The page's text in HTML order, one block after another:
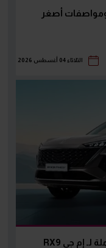
ومواصفات أصغر
الثلاثاء 04 أغسطس 2026
بسعر 1.9 مليون جنيه.. المواصفات الكاملة لـ إم جي RX9